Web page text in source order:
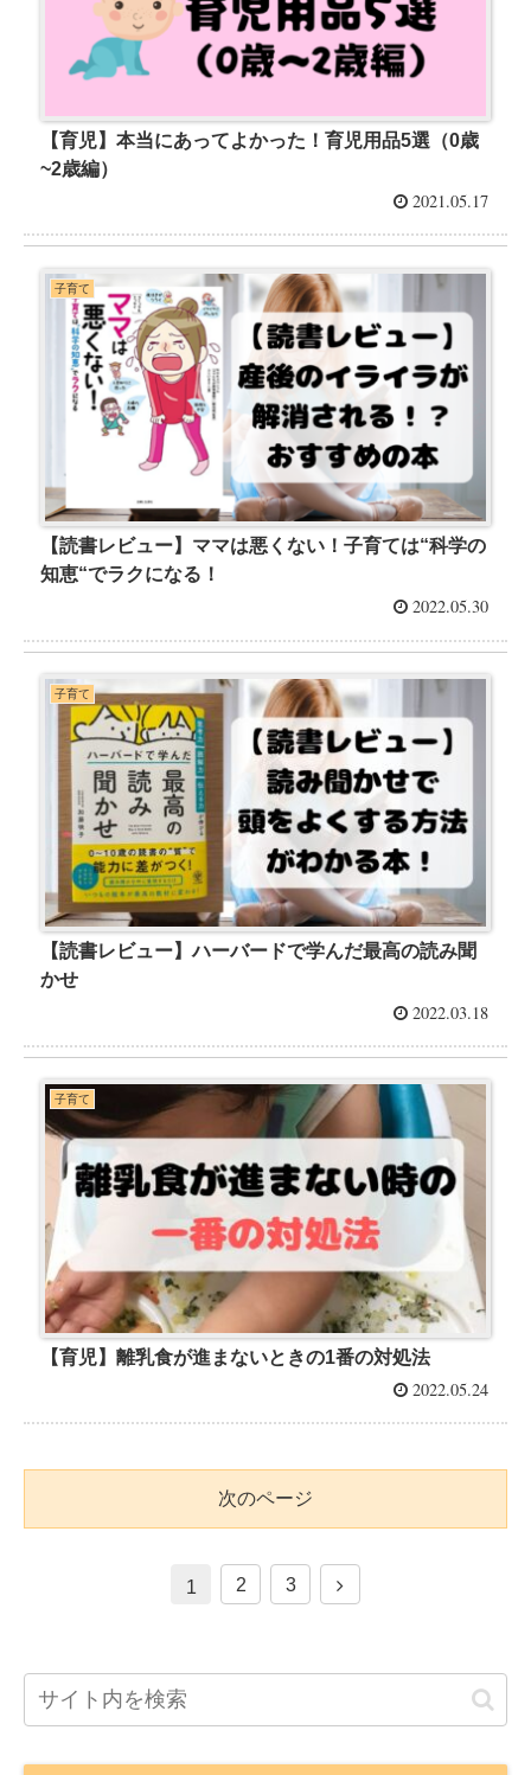
【育児】本当にあってよかった！育児用品5選（0歳
~2歳編）
2021.05.17
子育て
【読書レビュー】ママは悪くない！子育ては“科学の
知恵“でラクになる！
2022.05.30
子育て
【読書レビュー】ハーバードで学んだ最高の読み聞
かせ
2022.03.18
子育て
【育児】離乳食が進まないときの1番の対処法
2022.05.24
次のページ
1 2 3